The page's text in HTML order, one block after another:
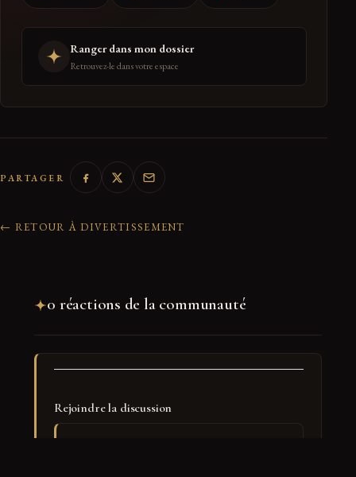
Ranger dans mon dossier
Retrouvez-le dans votre espace
PARTAGER
← RETOUR À DIVERTISSEMENT
0 réactions de la communauté
Rejoindre la discussion